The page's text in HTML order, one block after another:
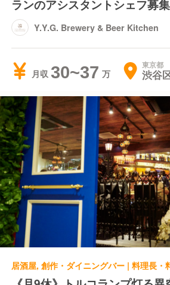
ランのアシスタントシェフ募集
Y.Y.G. Brewery & Beer Kitchen
月収 30~37 東京都
渋谷